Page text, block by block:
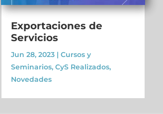
Exportaciones de
Servicios
Jun 28, 2023 |Cursos y
Seminarios,CyS Realizados,
Novedades